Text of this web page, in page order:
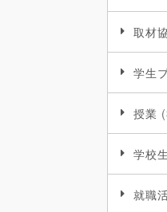
取材
学生
授業
学校
就職